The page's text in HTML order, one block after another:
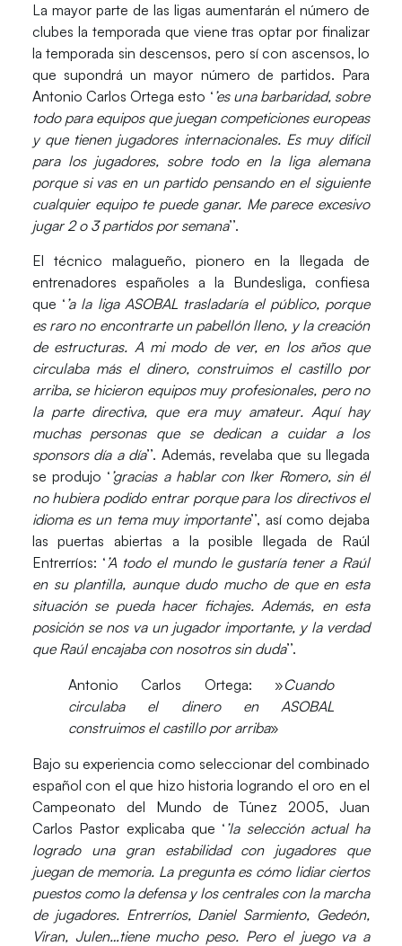
La mayor parte de las ligas aumentarán el número de
clubes la temporada que viene tras optar por finalizar
la temporada sin descensos, pero sí con ascensos, lo
que supondrá un mayor número de partidos. Para
Antonio Carlos Ortega esto ‘ ’es una barbaridad, sobre
todo para equipos que juegan competiciones europeas
y que tienen jugadores internacionales. Es muy difícil
para los jugadores, sobre todo en la liga alemana
porque si vas en un partido pensando en el siguiente
cualquier equipo te puede ganar. Me parece excesivo
jugar 2 o 3 partidos por semana’’.
El técnico malagueño, pionero en la llegada de
entrenadores españoles a la Bundesliga, confiesa
que ‘ ’a la liga ASOBAL trasladaría el público, porque
es raro no encontrarte un pabellón lleno, y la creación
de estructuras. A mi modo de ver, en los años que
circulaba más el dinero, construimos el castillo por
arriba, se hicieron equipos muy profesionales, pero no
la parte directiva, que era muy amateur. Aquí hay
muchas personas que se dedican a cuidar a los
sponsors día a día’’. Además, revelaba que su llegada
se produjo ‘ ’gracias a hablar con Iker Romero, sin él
no hubiera podido entrar porque para los directivos el
idioma es un tema muy importante’’, así como dejaba
las puertas abiertas a laposible llegada de Raúl
Entrerríos: ‘ ’A todo el mundo le gustaría tener a Raúl
en su plantilla, aunque dudo mucho de que en esta
situación se pueda hacer fichajes. Además, en esta
posición se nos va un jugador importante, y la verdad
que Raúl encajaba con nosotros sin duda’’.
Antonio Carlos Ortega: »Cuando
circulaba el dinero en ASOBAL
construimos el castillo por arriba»
Bajo su experiencia como seleccionar del combinado
español con el que hizo historia logrando el oro en el
Campeonato del Mundo de Túnez 2005,Juan
Carlos Pastor explicaba que ‘ ’la selección actual ha
logrado una gran estabilidad con jugadores que
juegan de memoria. La pregunta es cómo lidiar ciertos
puestos como la defensa y los centrales con la marcha
de jugadores. Entrerríos, Daniel Sarmiento, Gedeón,
Viran, Julen…tiene mucho peso. Pero el juego va a